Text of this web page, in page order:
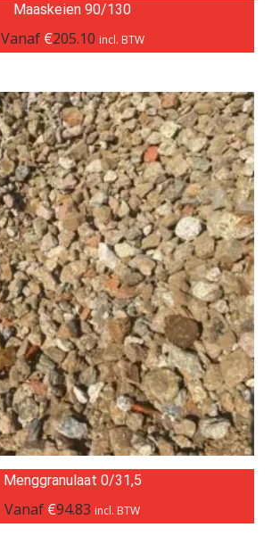
Maaskeien 90/130
Vanaf €205.10 incl. BTW
Menggranulaat 0/31,5
Vanaf €94.83 incl. BTW